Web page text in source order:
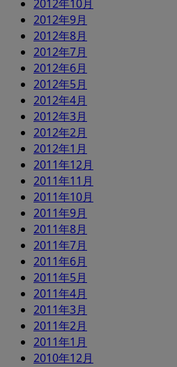
2012年10月
2012年9月
2012年8月
2012年7月
2012年6月
2012年5月
2012年4月
2012年3月
2012年2月
2012年1月
2011年12月
2011年11月
2011年10月
2011年9月
2011年8月
2011年7月
2011年6月
2011年5月
2011年4月
2011年3月
2011年2月
2011年1月
2010年12月